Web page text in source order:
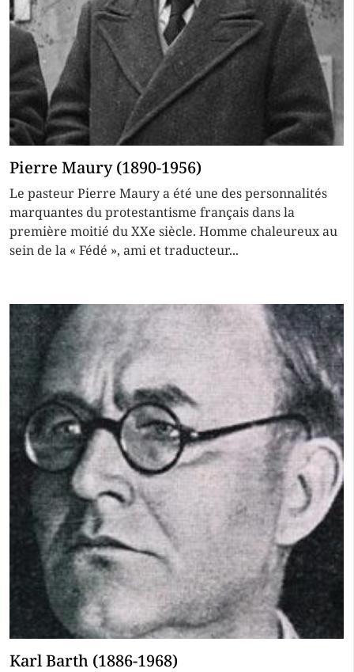
Pierre Maury (1890-1956)
Le pasteur Pierre Maury a été une des personnalités
marquantes du protestantisme français dans la
première moitié du XXe siècle. Homme chaleureux au
sein de la « Fédé », ami et traducteur...
Karl Barth (1886-1968)